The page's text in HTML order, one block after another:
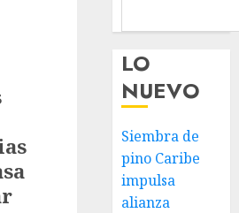
LO
NUEVO
Siembra de
pino Caribe
impulsa
alianza